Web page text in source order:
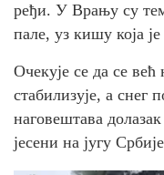
ређи. У Врању су
пале, уз кишу која
Очекује се да се
стабилизује, а снег
наговештава
јесени на југу